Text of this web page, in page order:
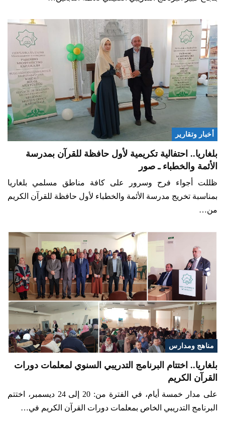
أخبار وتقارير
بلغاريا.. احتفالية تكريمية لأول حافظة للقرآن بمدرسة
الأئمة والخطباء ـ صور
ظللت أجواء فرح وسرور على كافة مناطق مسلمي بلغاريا
بمناسبة تخريج مدرسة الأئمة والخطباء لأول حافظة للقرآن الكريم
من…
مناهج ومدارس
بلغاريا.. اختتام البرنامج التدريبي السنوي لمعلمات دورات
القرآن الكريم
على مدار خمسة أيام، في الفترة من: 20 إلى 24 ديسمبر، اختتم
البرنامج التدريبي الخاص بمعلمات دورات القرآن الكريم في…